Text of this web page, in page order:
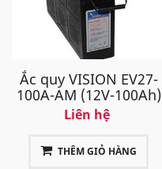
Ắc quy VISION EV27-
100A-AM (12V-100Ah)
Liên hệ
THÊM GIỎ HÀNG